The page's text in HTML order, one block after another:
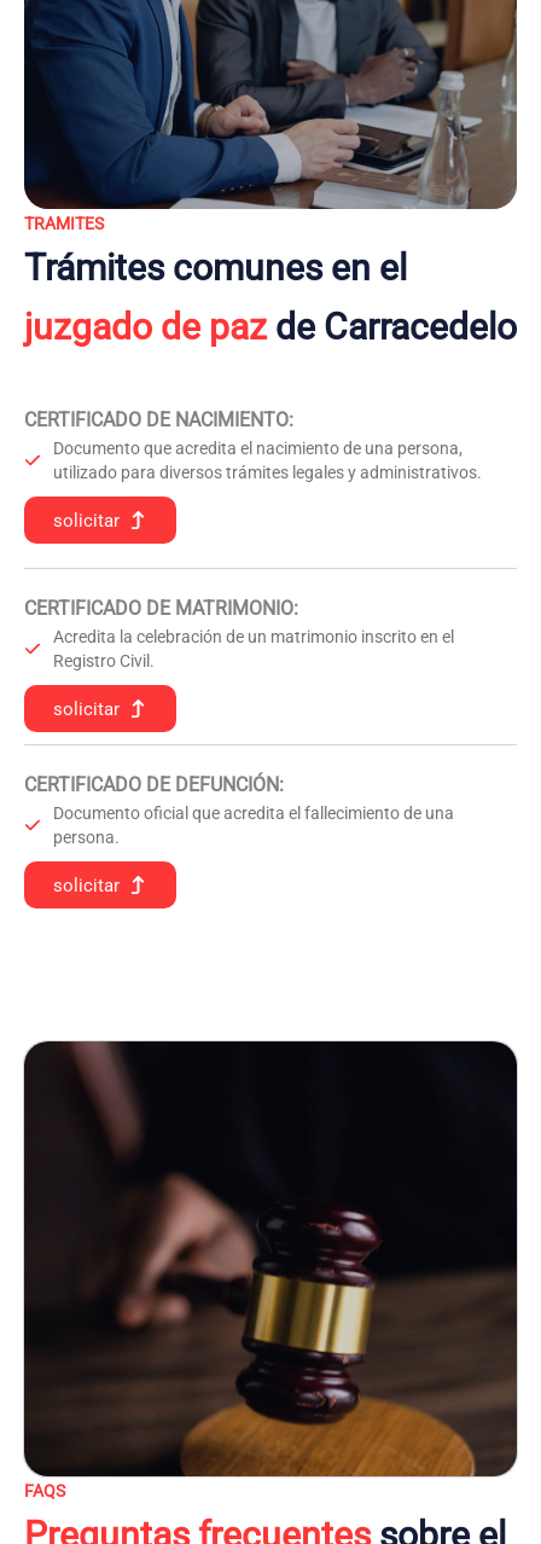
TRAMITES
Trámites comunes en el
juzgado de pazde Carracedelo
CERTIFICADO DE NACIMIENTO:
Documento que acredita el nacimiento de una persona,
utilizado para diversos trámites legales y administrativos.
solicitar
CERTIFICADO DE MATRIMONIO:
Acredita la celebración de un matrimonio inscrito en el
Registro Civil.
solicitar
CERTIFICADO DE DEFUNCIÓN:
Documento oficial que acredita el fallecimiento de una
persona.
solicitar
FAQS
Preguntas frecuentessobre el